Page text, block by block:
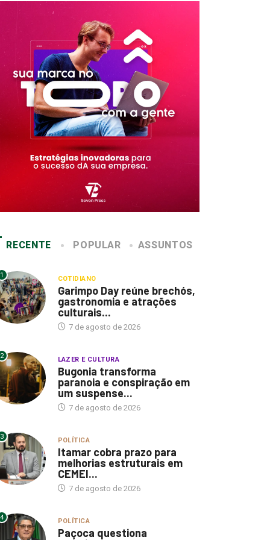
RECENTE POPULAR ASSUNTOS
1 COTIDIANO
Garimpo Day reúne brechós,
gastronomia e atrações
culturais...
7 de agosto de 2026
2 LAZER E CULTURA
Bugonia transforma
paranoia e conspiração em
um suspense...
7 de agosto de 2026
3 POLÍTICA
Itamar cobra prazo para
melhorias estruturais em
CEMEI...
7 de agosto de 2026
4 POLÍTICA
Paçoca questiona